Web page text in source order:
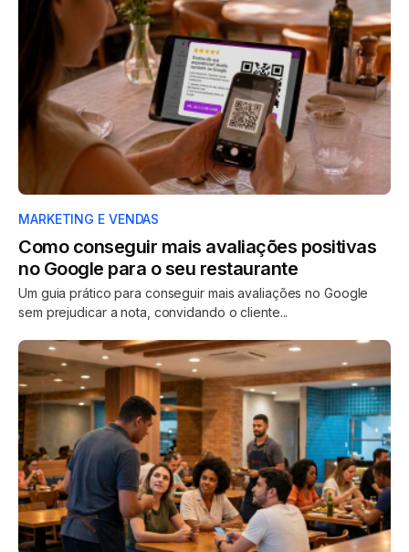
MARKETING E VENDAS
Como conseguir mais avaliações positivas
no Google para o seu restaurante
Um guia prático para conseguir mais avaliações no Google
sem prejudicar a nota, convidando o cliente...